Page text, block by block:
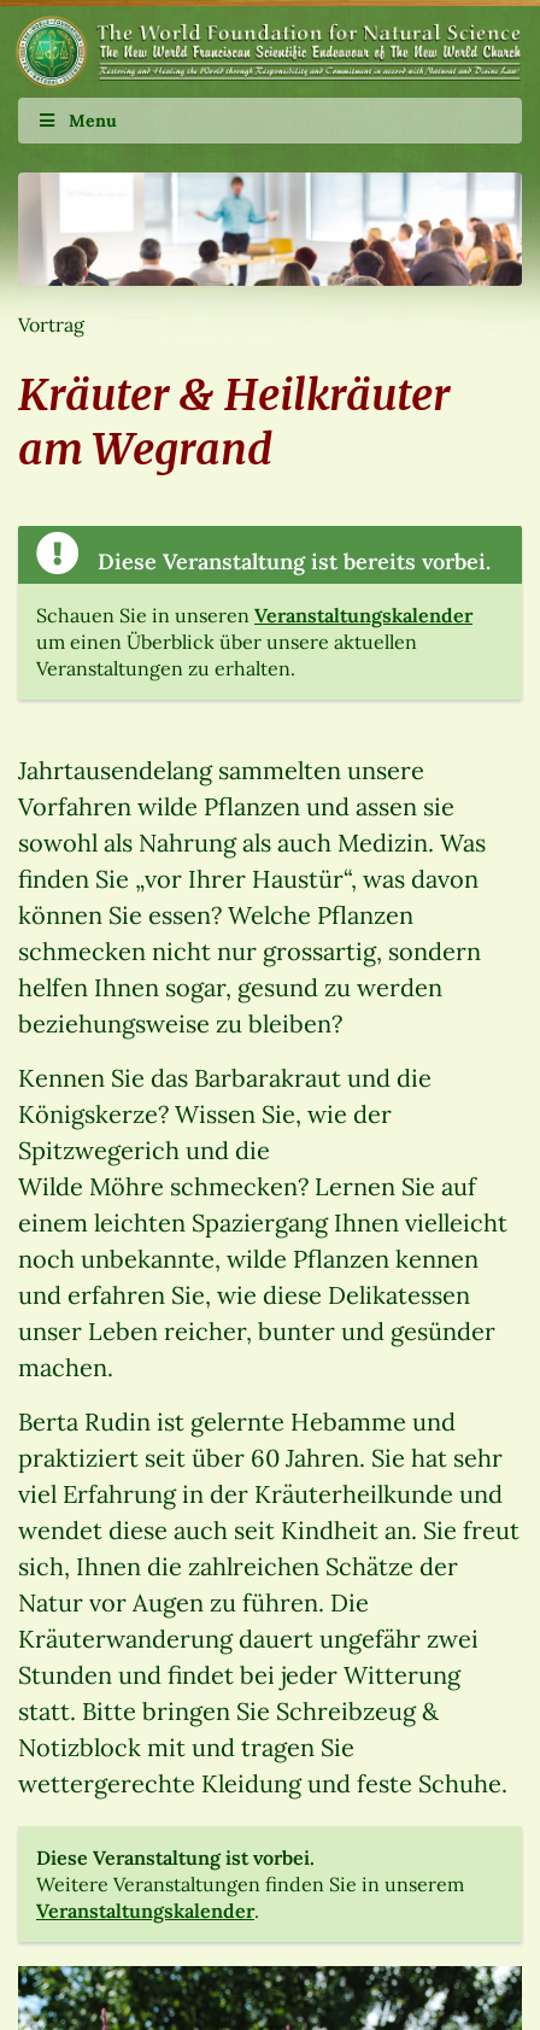
Menu
Vortrag
Kräuter & Heilkräuter
am Wegrand
Diese Veranstaltung ist bereits vorbei.
Schauen Sie in unseren Veranstaltungskalender
um einen Überblick über unsere aktuellen
Veranstaltungen zu erhalten.
Jahrtausendelang sammelten unsere
Vorfahren wilde Pflanzen und assen sie
sowohl als Nahrung als auch Medizin. Was
finden Sie „vor Ihrer Haustür“, was davon
können Sie essen? Welche Pflanzen
schmecken nicht nur grossartig, sondern
helfen Ihnen sogar, gesund zu werden
beziehungsweise zu bleiben?
Kennen Sie das Barbarakraut und die
Königskerze? Wissen Sie, wie der
Spitzwegerich und die
Wilde Möhre schmecken? Lernen Sie auf
einem leichten Spaziergang Ihnen vielleicht
noch unbekannte, wilde Pflanzen kennen
und erfahren Sie, wie diese Delikatessen
unser Leben reicher, bunter und gesünder
machen.
Berta Rudin ist gelernte Hebamme und
praktiziert seit über 60 Jahren. Sie hat sehr
viel Erfahrung in der Kräuterheilkunde und
wendet diese auch seit Kindheit an. Sie freut
sich, Ihnen die zahlreichen Schätze der
Natur vor Augen zu führen. Die
Kräuterwanderung dauert ungefähr zwei
Stunden und findet bei jeder Witterung
statt. Bitte bringen Sie Schreibzeug &
Notizblock mit und tragen Sie
wettergerechte Kleidung und feste Schuhe.
Diese Veranstaltung ist vorbei.
Weitere Veranstaltungen finden Sie in unserem
Veranstaltungskalender.